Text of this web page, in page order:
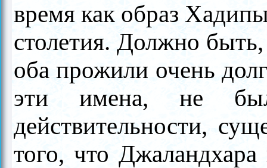
время как образ
столетия. Должно
оба прожили очень
эти имена, не
действительности,
того, что